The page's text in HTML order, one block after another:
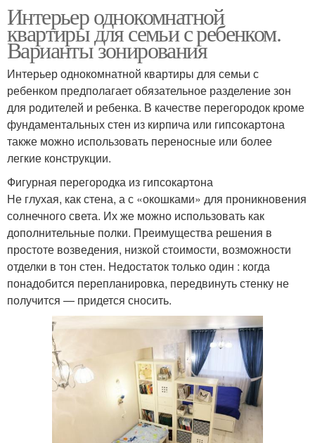
Интерьер однокомнатной
квартиры для семьи с ребенком.
Варианты зонирования
Интерьер однокомнатной квартиры для семьи с
ребенком предполагает обязательное разделение зон
для родителей и ребенка. В качестве перегородок кроме
фундаментальных стен из кирпича или гипсокартона
также можно использовать переносные или более
легкие конструкции.
Фигурная перегородка из гипсокартона
Не глухая, как стена, а с «окошками» для проникновения
солнечного света. Их же можно использовать как
дополнительные полки. Преимущества решения в
простоте возведения, низкой стоимости, возможности
отделки в тон стен. Недостаток только один : когда
понадобится перепланировка, передвинуть стенку не
получится — придется сносить.